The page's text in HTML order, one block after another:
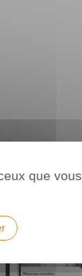
que vous